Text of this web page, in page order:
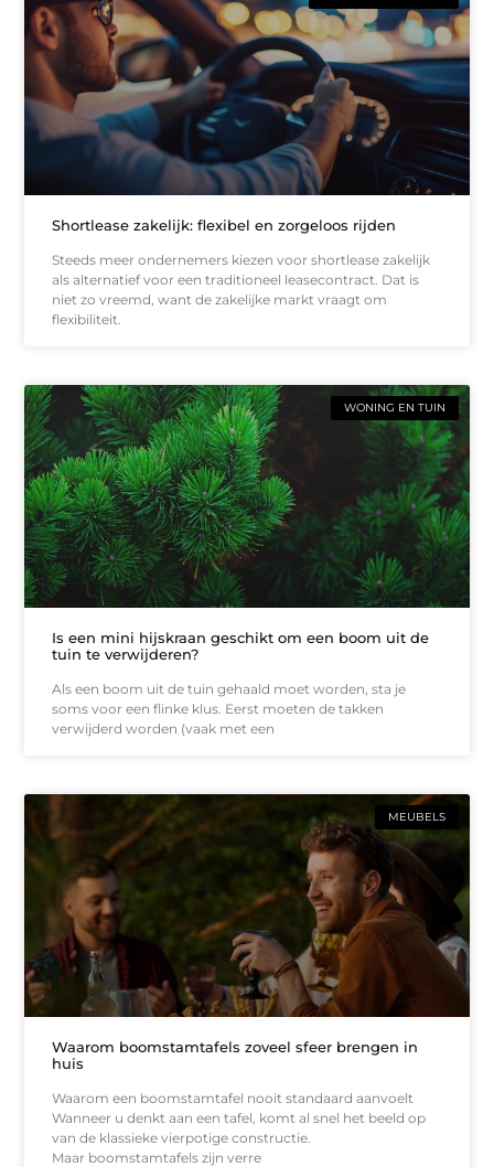
Shortlease zakelijk: flexibel en zorgeloos rijden
Steeds meer ondernemers kiezen voor shortlease zakelijk
als alternatief voor een traditioneel leasecontract. Dat is
niet zo vreemd, want de zakelijke markt vraagt om
flexibiliteit.
WONING EN TUIN
Is een mini hijskraan geschikt om een boom uit de
tuin te verwijderen?
Als een boom uit de tuin gehaald moet worden, sta je
soms voor een flinke klus. Eerst moeten de takken
verwijderd worden (vaak met een
MEUBELS
Waarom boomstamtafels zoveel sfeer brengen in
huis
Waarom een boomstamtafel nooit standaard aanvoelt
Wanneer u denkt aan een tafel, komt al snel het beeld op
van de klassieke vierpotige constructie.
Maar boomstamtafels zijn verre